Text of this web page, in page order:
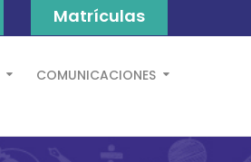
Matrículas
COMUNICACIONES